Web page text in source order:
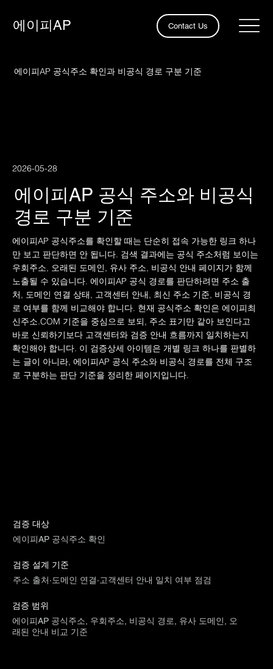
​에이피AP Contact Us
에이피AP 공식주소 확인과 비공식 경로 구분 기준
2026-05-28
에이피AP 공식 주소와 비공식
경로 구분 기준
에이피AP 공식주소를 확인할 때는 단순히 접속 가능한 링크 하나
만 보고 판단하면 안 됩니다. 검색 결과에는 공식 주소처럼 보이는
우회주소, 오래된 도메인, 유사 주소, 비공식 안내 페이지가 함께
노출될 수 있습니다. 에이피AP 공식 경로를 판단하려면 주소 출
처, 도메인 연결 상태, 고객센터 안내, 최신 주소 기준, 비공식 경
로 여부를 함께 비교해야 합니다. 현재 공식주소 확인은 에이피최
신주소.COM 기준을 중심으로 보되, 주소 표기만 같아 보인다고
바로 신뢰하기보다 고객센터와 검증 안내 흐름까지 일치하는지
확인해야 합니다. 이 검증상세 아이템은 개별 링크 하나를 판별하
는 글이 아니라, 에이피AP 공식 주소와 비공식 경로를 전체 구조
로 구분하는 판단 기준을 정리한 페이지입니다.
검증 대상
에이피AP 공식주소 확인
검증 설계 기준
주소 출처·도메인 연결·고객센터 안내 일치 여부 점검
검증 범위
에이피AP 공식주소, 우회주소, 비공식 경로, 유사 도메인, 오
래된 안내 비교 기준